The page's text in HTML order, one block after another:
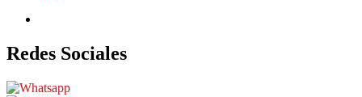
Redes Sociales